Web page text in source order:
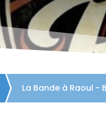
La Bande à Raoul -